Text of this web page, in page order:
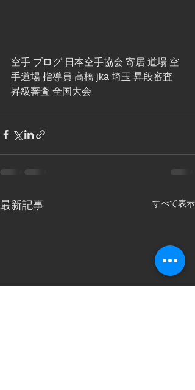
空手 ブログ 日本空手協会 寄居 道場 空
手道場 指導員 高橋 jka 埼玉 昇段審査
昇級審査 全国大会
最新記事 すべて表示